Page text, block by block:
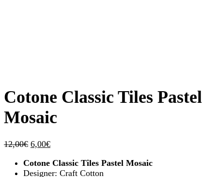
Cotone Classic Tiles Pastel
Mosaic
12,00€ Il
originale
era:
6,00€Il
attuale
è:
Cotone Classic Tiles Pastel Mosaic
Designer: Craft Cotton